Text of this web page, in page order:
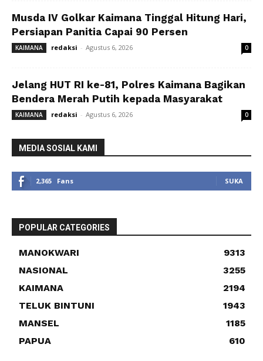
Musda IV Golkar Kaimana Tinggal Hitung Hari,
Persiapan Panitia Capai 90 Persen
KAIMANA redaksi - Agustus 6, 2026 0
Jelang HUT RI ke-81, Polres Kaimana Bagikan
Bendera Merah Putih kepada Masyarakat
KAIMANA redaksi - Agustus 6, 2026 0
MEDIA SOSIAL KAMI
2,365 Fans SUKA
POPULAR CATEGORIES
MANOKWARI
9313
NASIONAL
3255
KAIMANA
2194
TELUK BINTUNI
1943
MANSEL
1185
PAPUA
610